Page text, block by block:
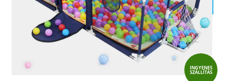
INGYENES
SZÁLLÍTÁS